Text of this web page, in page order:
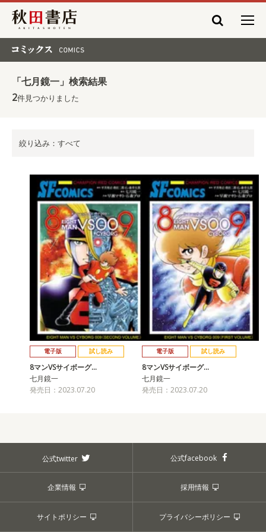
秋田書店
「七月鏡一」検索結果
2件見つかりました
絞り込み：すべて
電子版 試し読み
8マンVSサイボーグ…
七月鏡一
発売日：2023.07.20
電子版 試し読み
8マンVSサイボーグ…
七月鏡一
発売日：2023.07.20
公式twitter 公式facebook
企業情報 採用情報
サイトポリシー プライバシーポリシー